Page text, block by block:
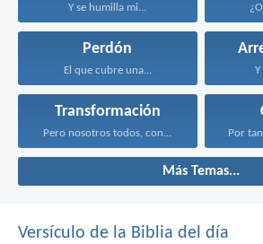
Y se humilla mi...
Perdón
El que cubre una...
Transformación
Pero nosotros todos, con...
Más Temas...
Versículo de la Biblia del día